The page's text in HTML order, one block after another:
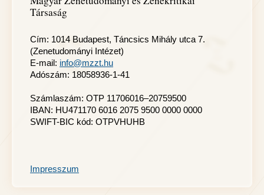
Társaság
Cím: 1014 Budapest, Táncsics Mihály utca 7.
(Zenetudományi Intézet)
E-mail: info@mzzt.hu
Adószám: 18058936-1-41
Számlaszám: OTP 11706016–20759500
IBAN: HU471170 6016 2075 9500 0000 0000
SWIFT-BIC kód: OTPVHUHB
Impresszum